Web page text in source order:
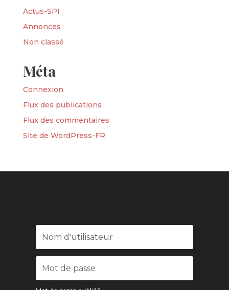
Actus-SPI
Annonces
Non classé
Méta
Connexion
Flux des publications
Flux des commentaires
Site de WordPress-FR